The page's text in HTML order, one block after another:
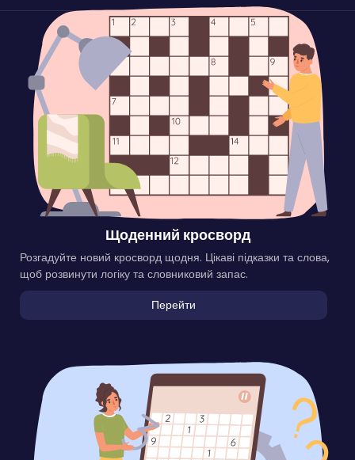
Щоденний кросворд
Розгадуйте новий кросворд щодня. Цікаві підказки та слова,
щоб розвинути логіку та словниковий запас.
Перейти